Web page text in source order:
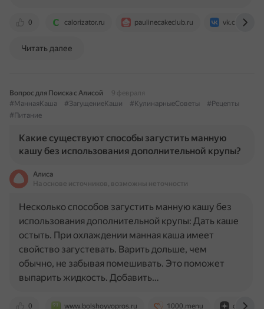
0 calorizator.ru paulinecakeclub.ru vk.com
Читать далее
Вопрос для Поиска с Алисой
9 февраля
#МаннаяКаша
#ЗагущениеКаши #КулинарныеСоветы
#Рецепты
#Питание
Какие существуют способы загустить манную
кашу без использования дополнительной крупы?
Алиса
На основе источников, возможны неточности
0 www.bolshoyvopros.ru 1000.menu dzen.ru
Несколько способов загустить манную кашу без
использования дополнительной крупы: Дать каше
остыть. При охлаждении манная каша имеет
свойство загустевать. Варить дольше, чем
обычно, не забывая помешивать. Это поможет
выпарить жидкость. Добавить…